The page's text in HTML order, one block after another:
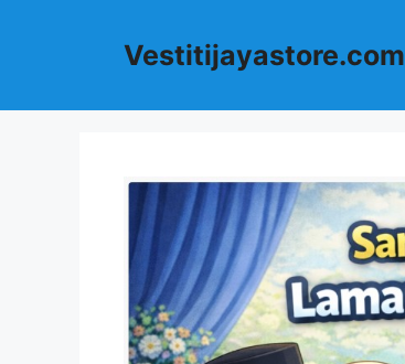
Vestitijayastore.com